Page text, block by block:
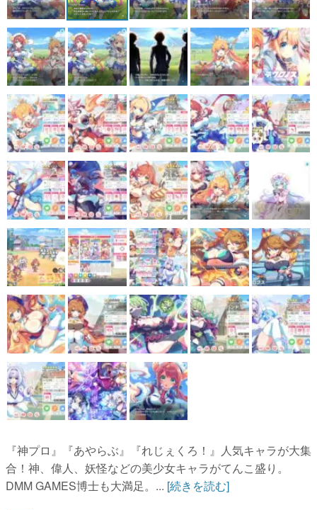
『神プロ』『あやらぶ』『れじぇくろ！』人気キャラが大集
合！神、偉人、妖怪などの美少女キャラがてんこ盛り。
DMM GAMES博士も大満足。... [続きを読む]